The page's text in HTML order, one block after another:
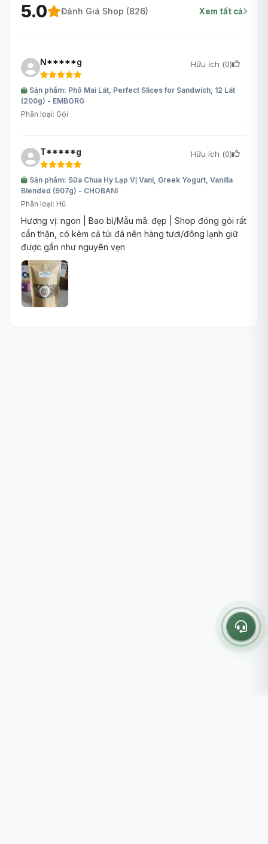
5.0 Đánh Giá Shop (826) Xem tất cả
N*****g Hữu ích (0)
Sản phẩm: Phô Mai Lát, Perfect Slices for Sandwich, 12 Lát
(200g) - EMBORG
Phân loại: Gói
T*****g Hữu ích (0)
Sản phẩm: Sữa Chua Hy Lạp Vị Vani, Greek Yogurt, Vanilla
Blended (907g) - CHOBANI
Phân loại: Hũ
Hương vị: ngon | Bao bì/Mẫu mã: đẹp | Shop đóng gói rất
cẩn thận, có kèm cả túi đá nên hàng tươi/đông lạnh giữ
được gần như nguyên vẹn